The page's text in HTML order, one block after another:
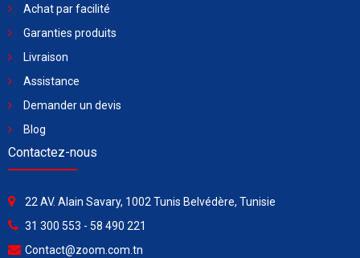
Achat par facilité
Garanties produits
Livraison
Assistance
Demander un devis
Blog
Contactez-nous
22 AV. Alain Savary, 1002 Tunis Belvédère, Tunisie
31 300 553 - 58 490 221
Contact@zoom.com.tn